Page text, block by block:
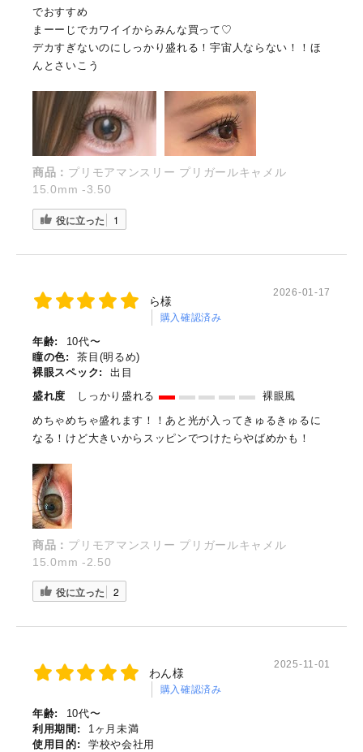
でおすすめ
まーーじでカワイイからみんな買って♡
デカすぎないのにしっかり盛れる！宇宙人ならない！！ほ
んとさいこう
商品： プリモアマンスリー プリガールキャメル
15.0mm -3.50
役に立った 1
ら様
購入確認済み
2026-01-17
年齢:
10代〜
瞳の色:
茶目(明るめ)
裸眼スペック:
出目
盛れ度
しっかり盛れる
裸眼風
めちゃめちゃ盛れます！！あと光が入ってきゅるきゅるに
なる！けど大きいからスッピンでつけたらやばめかも！
商品： プリモアマンスリー プリガールキャメル
15.0mm -2.50
役に立った 2
わん様
購入確認済み
2025-11-01
年齢:
10代〜
利用期間:
1ヶ月未満
使用目的:
学校や会社用